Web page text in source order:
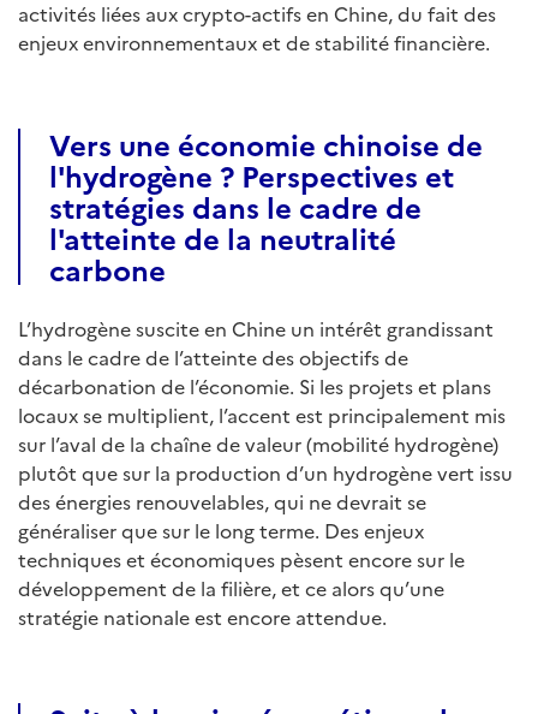
activités liées aux crypto-actifs en Chine, du fait des
enjeux environnementaux et de stabilité financière.
Vers une économie chinoise de
l'hydrogène ? Perspectives et
stratégies dans le cadre de
l'atteinte de la neutralité
carbone
L’hydrogène suscite en Chine un intérêt grandissant
dans le cadre de l’atteinte des objectifs de
décarbonation de l’économie. Si les projets et plans
locaux se multiplient, l’accent est principalement mis
sur l’aval de la chaîne de valeur (mobilité hydrogène)
plutôt que sur la production d’un hydrogène vert issu
des énergies renouvelables, qui ne devrait se
généraliser que sur le long terme. Des enjeux
techniques et économiques pèsent encore sur le
développement de la filière, et ce alors qu’une
stratégie nationale est encore attendue.